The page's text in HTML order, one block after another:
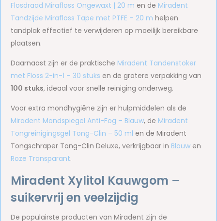
Flosdraad Mirafloss Ongewaxt | 20 m en de Miradent
Tandzijde Mirafloss Tape met PTFE – 20 m helpen
tandplak effectief te verwijderen op moeilijk bereikbare
plaatsen.
Daarnaast zijn er de praktische Miradent Tandenstoker
met Floss 2-in-1 – 30 stuks en de grotere verpakking van
100 stuks, ideaal voor snelle reiniging onderweg.
Voor extra mondhygiëne zijn er hulpmiddelen als de
Miradent Mondspiegel Anti-Fog – Blauw, de Miradent
Tongreinigingsgel Tong-Clin – 50 ml en de Miradent
Tongschraper Tong-Clin Deluxe, verkrijgbaar in Blauw en
Roze Transparant.
Miradent Xylitol Kauwgom –
suikervrij en veelzijdig
De populairste producten van Miradent zijn de